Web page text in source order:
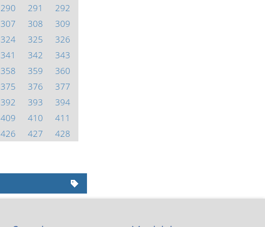
290 291
292
307 308
309
324 325
326
341 342
343
358 359
360
375 376
377
392 393
394
409 410
411
426 427
428